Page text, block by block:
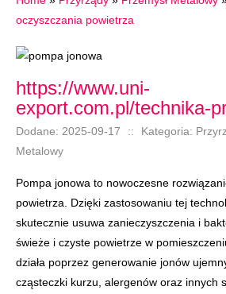
oczyszczania powietrza
https://www.uni-
export.com.pl/technika-
Dodane: 2025-09-17 ::
Kategoria:
Metalowy
Pompa jonowa to nowoczesne
powietrza. Dzięki zastosowaniu tej
skutecznie usuwa zanieczyszczenia i
świeże i czyste powietrze w
działa poprzez generowanie jonów
cząsteczki kurzu, alergenów oraz innych